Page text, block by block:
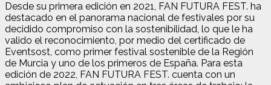
Desde su primera edición en 2021, FAN FUTURA FEST. ha
destacado en el panorama nacional de festivales por su
decidido compromiso con la sostenibilidad, lo que le ha
valido el reconocimiento, por medio del certificado de
Eventsost, como primer festival sostenible de la Región
de Murcia y uno de los primeros de España. Para esta
edición de 2022, FAN FUTURA FEST. cuenta con un